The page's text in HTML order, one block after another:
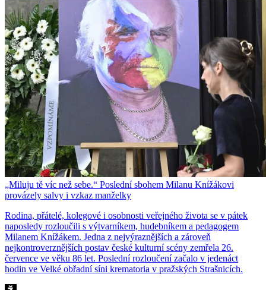
„Miluju tě víc než sebe.“ Poslední sbohem Milanu Knížákovi
provázely salvy i vzkaz manželky
Rodina, přátelé, kolegové i osobnosti veřejného života se v pátek
naposledy rozloučili s výtvarníkem, hudebníkem a pedagogem
Milanem Knížákem. Jedna z nejvýraznějších a zároveň
nejkontroverznějších postav české kulturní scény zemřela 26.
července ve věku 86 let. Poslední rozloučení začalo v jedenáct
hodin ve Velké obřadní síni krematoria v pražských Strašnicích.